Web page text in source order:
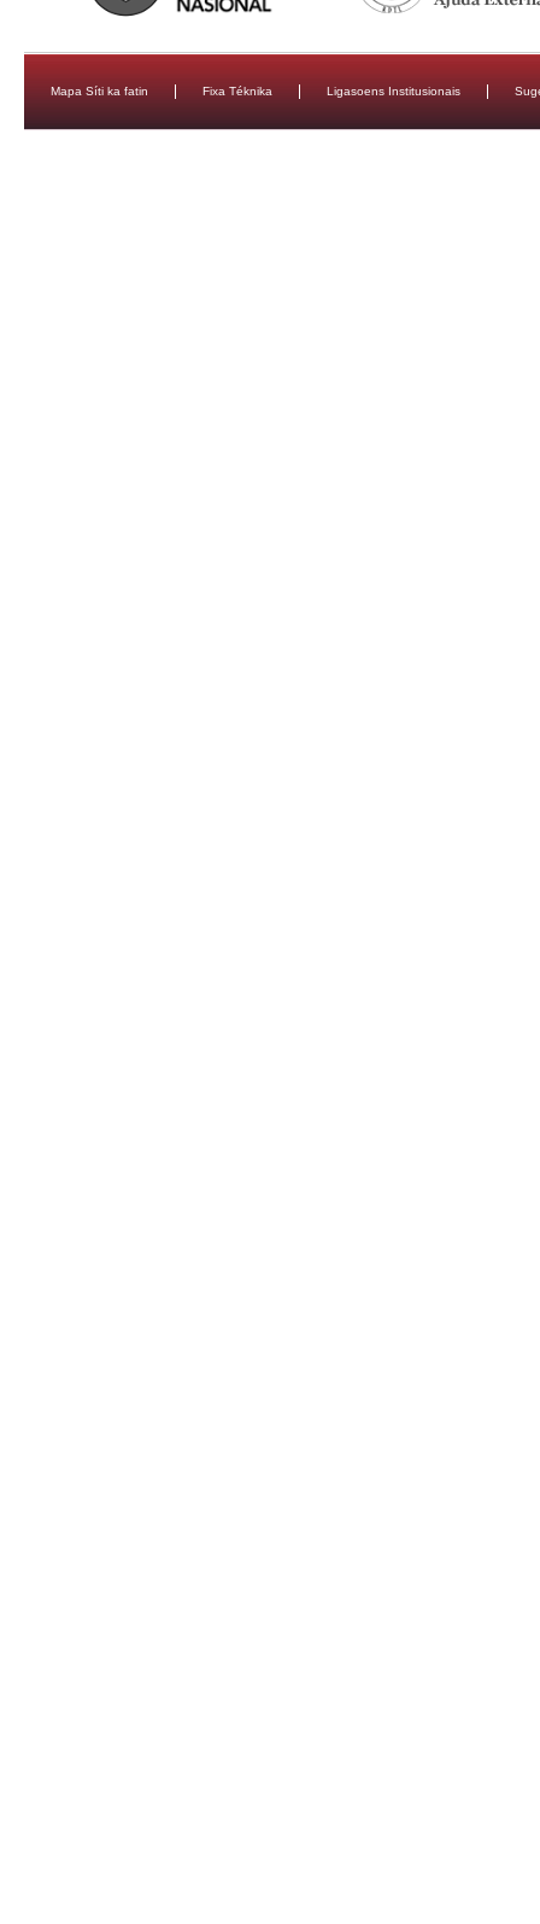
Mapa Síti ka fatin Fixa Téknika Ligasoens Institusionais